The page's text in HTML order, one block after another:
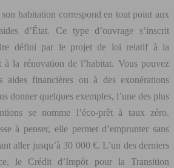
habitation correspond en tout point aux
d’État. Ce type d’ouvrage s’inscrit
défini par le projet de loi relatif à la
à la rénovation de l’habitat. Vous pouvez
aides financières ou à des exonérations
donner quelques exemples, l’une des plus
se nomme l’éco-prêt à taux zéro.
à penser, elle permet d’emprunter sans
aller jusqu’à 30 000 €. L’un des derniers
le Crédit d’Impôt pour la Transition